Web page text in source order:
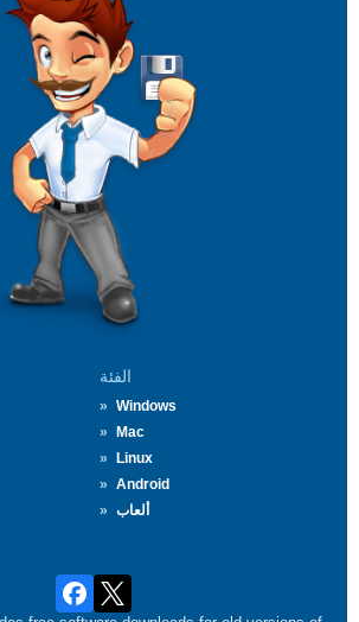
الفئة
Windows
Mac
Linux
Android
ألعاب